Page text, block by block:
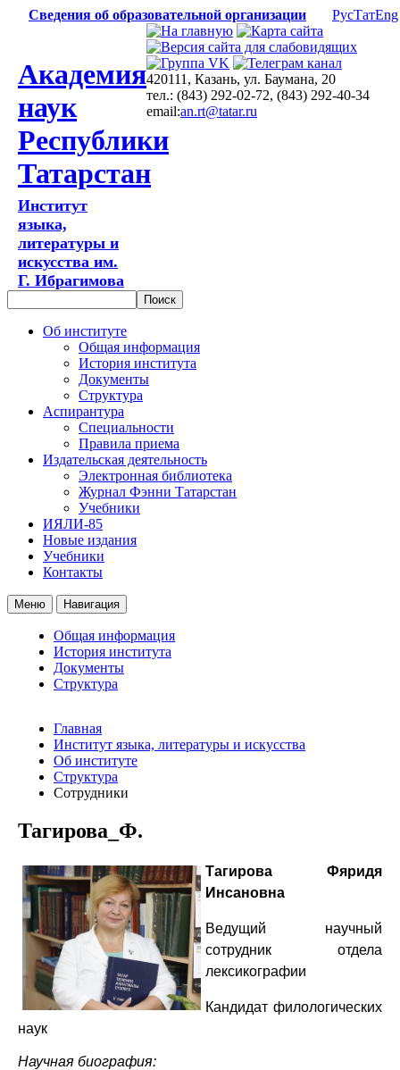
Сведения об образовательной организации РусТатEng
Академия
наук
Республики
Татарстан
Институт
языка,
литературы и
искусства им.
Г. Ибрагимова
420111, Казань, ул. Баумана, 20
тел.: (843) 292-02-72, (843) 292-40-34
email:an.rt@tatar.ru
Об институте
Общая информация
История института
Документы
Структура
Аспирантура
Специальности
Правила приема
Издательская деятельность
Электронная библиотека
Журнал Фэнни Татарстан
Учебники
ИЯЛИ-85
Новые издания
Учебники
Контакты
Меню Навигация
Общая информация
История института
Документы
Структура
Главная
Институт языка, литературы и искусства
Об институте
Структура
Сотрудники
Тагирова_Ф.
Тагирова Фяридя
Инсановна
Ведущий научный
сотрудник
отдела
лексикографии
Кандидат филологических
наук
Научная биография: